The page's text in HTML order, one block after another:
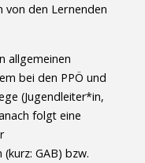
von den Lernenden
allgemeinen
bei den PPÖ und
(Jugendleiter*in,
folgt eine
GAB) bzw.